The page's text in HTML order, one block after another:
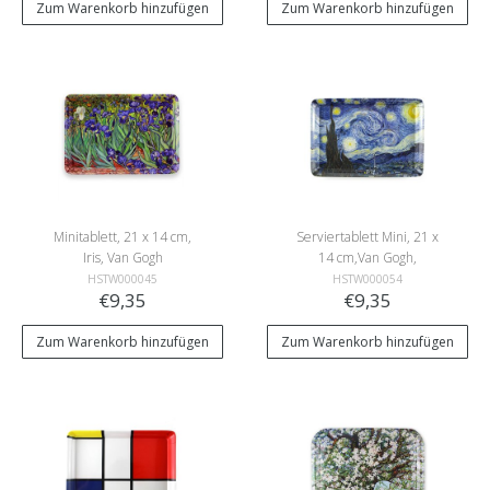
Zum Warenkorb hinzufügen Zum Warenkorb hinzufügen
Minitablett, 21 x 14 cm,
Iris, Van Gogh
HSTW000045
€9,35
Zum Warenkorb hinzufügen
Serviertablett Mini, 21 x
14 cm,Van Gogh,
Sternennacht
HSTW000054
€9,35
Zum Warenkorb hinzufügen